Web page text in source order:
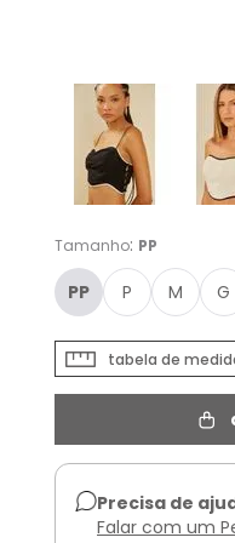
Tamanho: PP
PP P M G
tabela de
Precisa de
Falar com um